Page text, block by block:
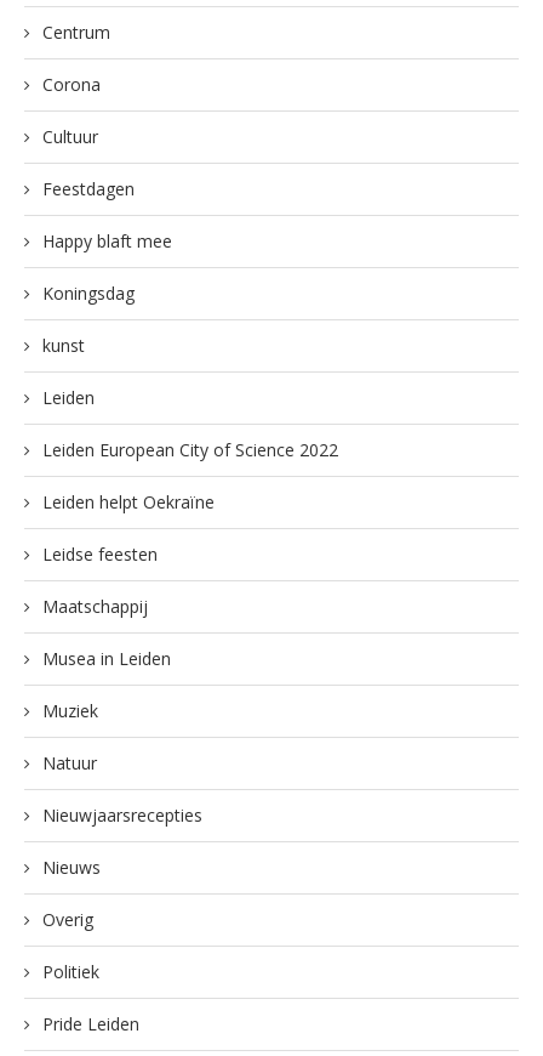
Centrum
Corona
Cultuur
Feestdagen
Happy blaft mee
Koningsdag
kunst
Leiden
Leiden European City of Science 2022
Leiden helpt Oekraïne
Leidse feesten
Maatschappij
Musea in Leiden
Muziek
Natuur
Nieuwjaarsrecepties
Nieuws
Overig
Politiek
Pride Leiden